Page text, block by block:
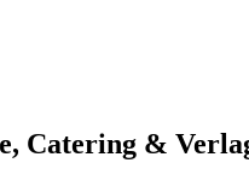
Catering &